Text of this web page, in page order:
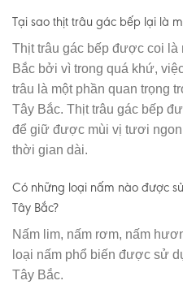
Tại sao thịt trâu gác bếp lại là
Thịt trâu gác bếp được coi
Bắc bởi vì trong quá khứ,
trâu là một phần quan trọng
Tây Bắc. Thịt trâu gác bếp
để giữ được mùi vị tươi
thời gian dài.
Có những loại nấm nào được
Tây Bắc?
Nấm lim, nấm rơm, nấm
loại nấm phổ biến được sử
Tây Bắc.